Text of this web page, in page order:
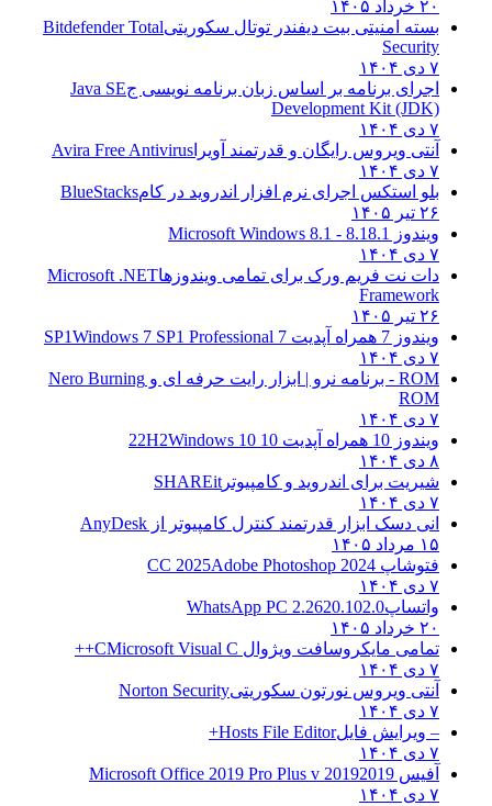
۲۰ خرداد ۱۴۰۵
بسته امنیتی بیت دیفندر توتال سکوریتیBitdefender Total
Security
۷ دی ۱۴۰۴
اجرای برنامه بر اساس زبان برنامه نویسی جJava SE
Development Kit (JDK)
۷ دی ۱۴۰۴
آنتی ویروس رایگان و قدرتمند آویرا Avira Free Antivirus
۷ دی ۱۴۰۴
بلو استکس اجرای نرم افزار اندروید در کامBlueStacks
۲۶ تیر ۱۴۰۵
ویندوز 8.1
8.1 - Microsoft Windows 8.1
۷ دی ۱۴۰۴
دات نت فریم ورک برای تمامی ویندوزهاMicrosoft .NET
Framework
۲۶ تیر ۱۴۰۵
ویندوز 7 همراه آپدیت 7 SP1
Windows 7 SP1 Professional
۷ دی ۱۴۰۴
ROM - برنامه نرو | ابزار رایت حرفه ای و
Nero Burning
ROM
۷ دی ۱۴۰۴
ویندوز 10 همراه آپدیت 10 22H2
Windows 10
۸ دی ۱۴۰۴
شیریت برای اندروید و کامپیوتر SHAREit
۷ دی ۱۴۰۴
انی دسک ابزار قدرتمند کنترل کامپیوتر از AnyDesk
۱۵ مرداد ۱۴۰۵
فتوشاپ CC 2025 Adobe Photoshop 2024
۷ دی ۱۴۰۴
واتساپWhatsApp PC 2.2620.102.0
۲۰ خرداد ۱۴۰۵
تمامی مایکروسافت ویژوال C Microsoft Visual C++
۷ دی ۱۴۰۴
آنتی ویروس نورتون سکوریتیNorton Security
۷ دی ۱۴۰۴
– ویرایش فایلHosts File Editor+
۷ دی ۱۴۰۴
آفیس 2019 2019 Microsoft Office 2019 Pro Plus v
۷ دی ۱۴۰۴